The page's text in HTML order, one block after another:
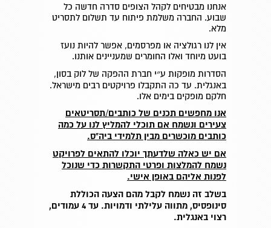
אנחנו מבטיחים לקהל הצופים סדרה חדשה כל
שבוע. החברה משלמת פיתוח עד תשלום לתסריט
מלא.
אין לנו רגולציה או מפרסמים, אפשר להיות נועז
בועט מיוחד ואלו החומרים שמעניינים אותנו.
הסדרות מופקות ע״י חברת ההפקה של לוק בסון,
באנגלית. עד כה התקבלו פרויקטים רבים מישראל.
חלקם מופקים בימים אלו.
אנו מחפשים תכנים של כותבים/תסריטאים
צעירים ונשמח אם תוכלי להמליץ לנו על כמה
כותבים מוכשרים מבין תלמידי ביה"ס.
אם יש כאלה שלדעתך יוכלו להתאים לפרויקט
נשמח להמלצות ופרטי התקשרות כדי שנוכל
לפנות אליהם באופן אישי.
בשלב זה נשמח לקבל מהם הצעה הכוללת
סינופסיס, מתווה עלילתי ודמויות. עד 4 עמודים,
רצוי באנגלית.